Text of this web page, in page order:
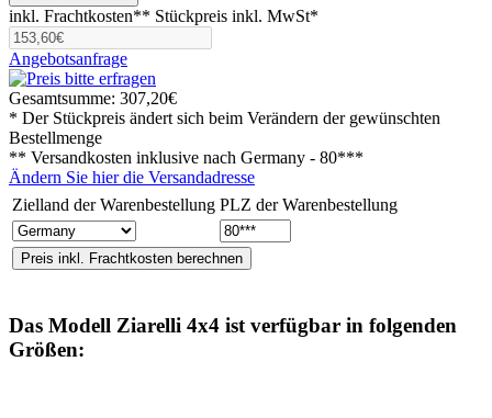
inkl. Frachtkosten** Stückpreis inkl. MwSt*
Angebotsanfrage
Gesamtsumme: 307,20€
* Der Stückpreis ändert sich beim Verändern der gewünschten
Bestellmenge
** Versandkosten inklusive nach Germany - 80***
Ändern Sie hier die Versandadresse
Zielland der Warenbestellung PLZ der Warenbestellung
Das Modell Ziarelli 4x4 ist verfügbar in folgenden
Größen: